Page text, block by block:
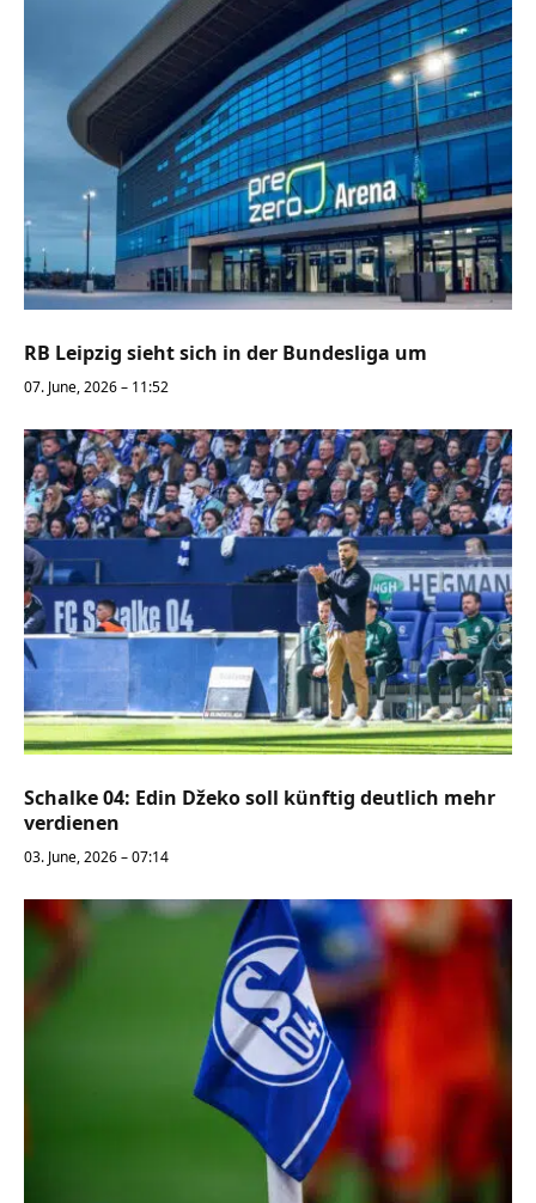
RB Leipzig sieht sich in der Bundesliga um
07. June, 2026 – 11:52
Schalke 04: Edin Džeko soll künftig deutlich mehr
verdienen
03. June, 2026 – 07:14